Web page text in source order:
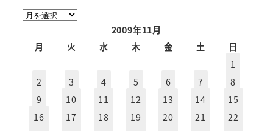
ア
2009年11月
月
火 水 木 金 土
日
1
2
3 4 5 6 7
8
9
10 11 12 13 14
15
16
17 18 19 20 21
22